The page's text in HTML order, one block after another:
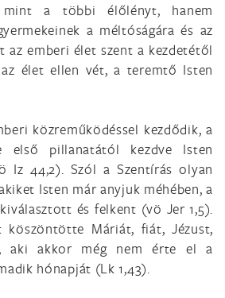
a többi élőlényt, hanem
a méltóságára és az
az emberi élet szent a kezdetétől
élet ellen vét, a teremtő Isten
közreműködéssel kezdődik, a
első pillanatától kezdve Isten
Iz 44,2). Szól a Szentírás olyan
Isten már anyjuk méhében, a
és felkent (vö Jer 1,5).
köszöntötte Máriát, fiát, Jézust,
aki akkor még nem érte el a
hónapját (Lk 1,43).